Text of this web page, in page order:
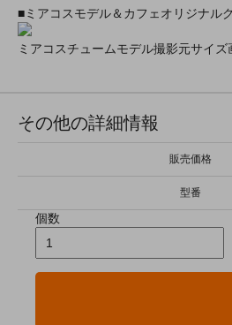
■ミアコスモデル＆カフェオリジナル
ミアコスチュームモデル撮影元サイ
その他の詳細情報
販売価格
型番
個数